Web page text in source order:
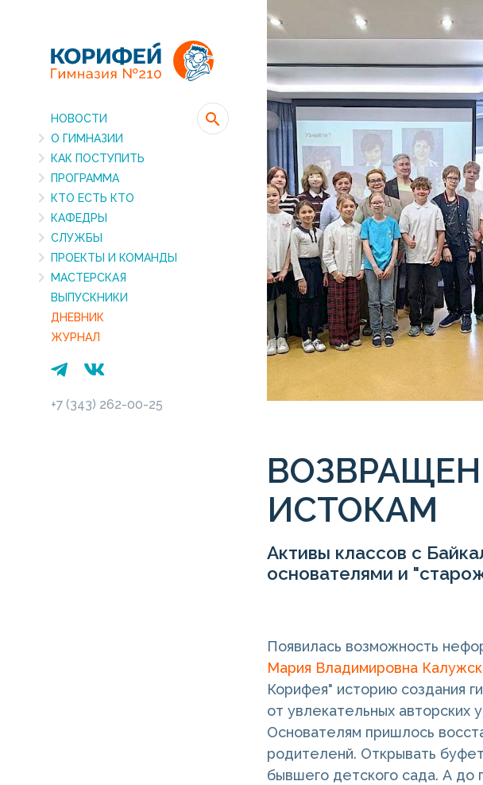
НОВОСТИ
О ГИМНАЗИИ
КАК ПОСТУПИТЬ
ПРОГРАММА
КТО ЕСТЬ КТО
КАФЕДРЫ
СЛУЖБЫ
ПРОЕКТЫ И КОМАНДЫ
МАСТЕРСКАЯ
ВЫПУСКНИКИ
ДНЕВНИК
ЖУРНАЛ
+7 (343) 262-00-25
ИСТОКАМ
Активы классов с
основателями и
Появилась возможность
Мария Владимировна
Корифея" историю создания
от увлекательных авторских
Основателям пришлось
родителенй. Открывать
бывшего детского сада. А до